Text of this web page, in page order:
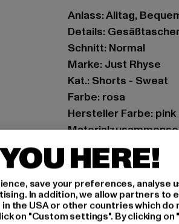
Anlass: Alltag,
Details:
Schnitt: Normal
Marke: Just Rhyse
Kat.: Shorts - Sweat
Farbe: rosa
Hersteller Farbe: pink
Art.Nr: JRSH310-00185
Hersteller: TB
Dr.-Robert-Murjahn-
HERE!
save your preferences, analyse
In addition, we allow partners to
the USA or other countries which do
on "Custom settings". By clicking